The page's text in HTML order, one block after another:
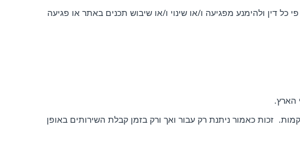
דין ולהימנע מפגיעה ו/או שינוי ו/או שיבוש תכנים באתר או פגיעה
הארץ.
זכות כאמור ניתנת רק עבור ואך ורק בזמן קבלת השירותים באופן